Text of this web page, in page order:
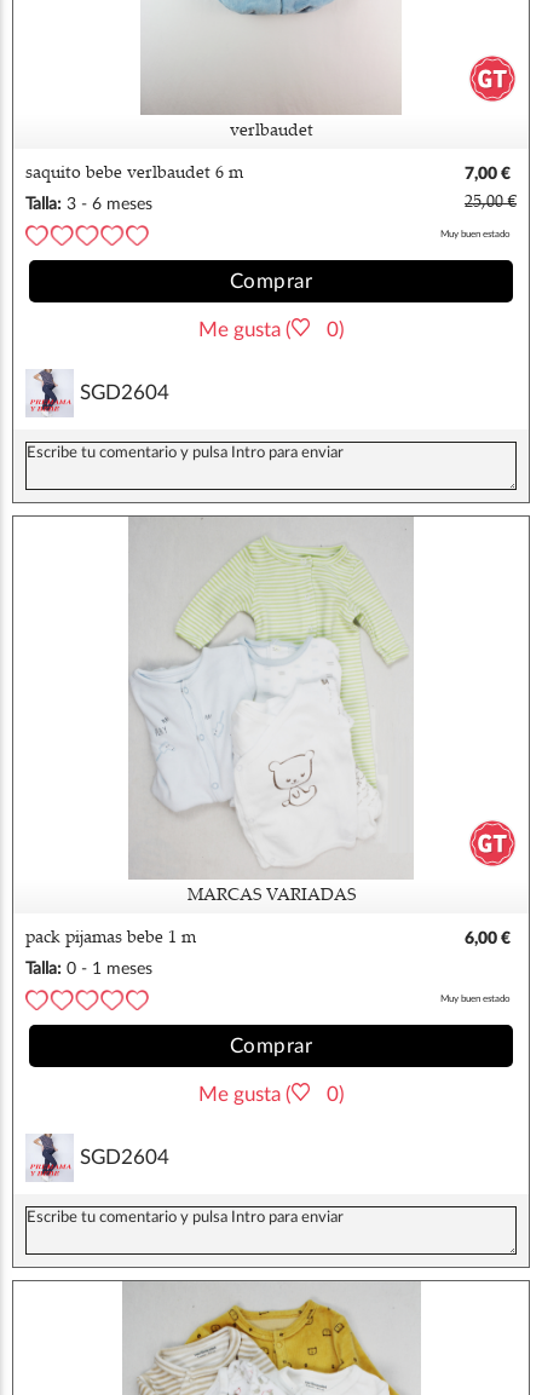
verlbaudet
saquito bebe verlbaudet 6 m
7,00 €
Talla: 3 - 6 meses 25,00 €
Muy buen estado
Comprar
Me gusta ( 0)
SGD2604
MARCAS VARIADAS
pack pijamas bebe 1 m
6,00 €
Talla: 0 - 1 meses
Muy buen estado
Comprar
Me gusta ( 0)
SGD2604